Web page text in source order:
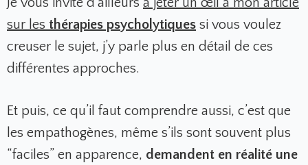
sur les thérapies psycholytiques si vous voulez
creuser le sujet, j’y parle plus en détail de ces
différentes approches.
Et puis, ce qu’il faut comprendre aussi, c’est que
les empathogènes, même s’ils sont souvent plus
“faciles” en apparence, demandent en réalité une